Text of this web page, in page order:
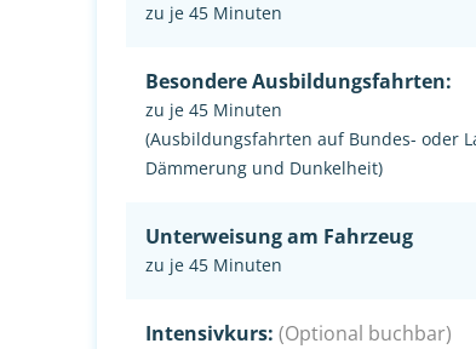
zu je 45 Minuten
Besondere Ausbildungsfahrten:
zu je 45 Minuten
(Ausbildungsfahrten auf Bundes- oder
Dämmerung und Dunkelheit)
Unterweisung am Fahrzeug
zu je 45 Minuten
Intensivkurs: (Optional buchbar)